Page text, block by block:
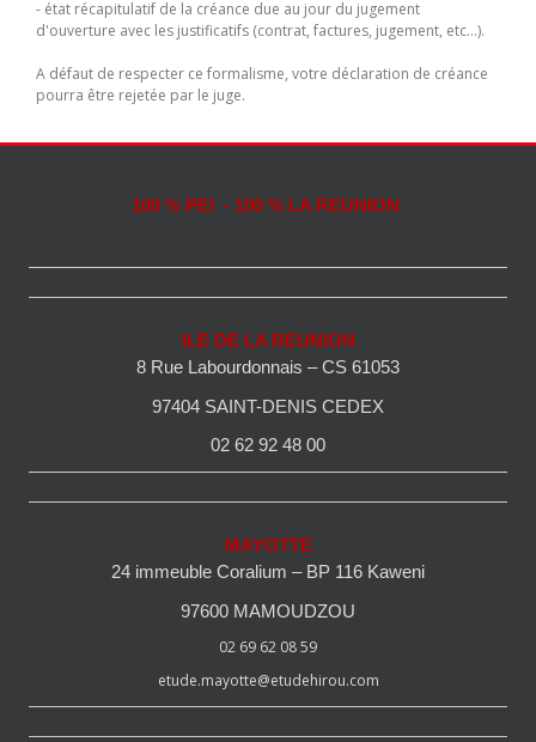
- état récapitulatif de la créance due au jour du jugement
d'ouverture avec les justificatifs (contrat, factures, jugement, etc...).
A défaut de respecter ce formalisme, votre déclaration de créance
pourra être rejetée par le juge.
100 % PEI - 100 % LA REUNION
ILE DE LA REUNION
8 Rue Labourdonnais – CS 61053
97404 SAINT-DENIS CEDEX
02 62 92 48 00
MAYOTTE
24 immeuble Coralium – BP 116 Kaweni
97600 MAMOUDZOU
02 69 62 08 59
etude.mayotte@etudehirou.com